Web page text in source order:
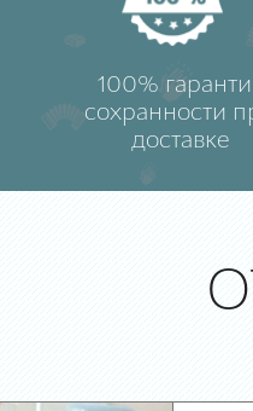
100%
сохранности
доставке